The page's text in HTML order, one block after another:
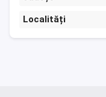
Localități